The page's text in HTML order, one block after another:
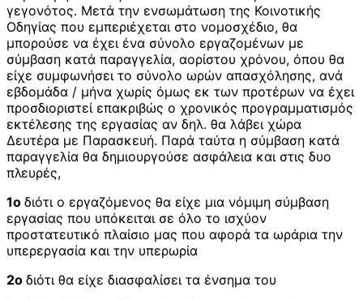
γεγονότος. Μετά την ενσωμάτωση της Κοινοτικής
Οδηγίας που εμπεριέχεται στο νομοσχέδιο, θα
μπορούσε να έχει ένα σύνολο εργαζομένων με
σύμβαση κατά παραγγελία, αορίστου χρόνου, όπου θα
είχε συμφωνήσει το σύνολο ωρών απασχόλησης, ανά
εβδομάδα / μήνα χωρίς όμως εκ των προτέρων να έχει
προσδιοριστεί επακριβώς ο χρονικός προγραμματισμός
εκτέλεσης της εργασίας αν δηλ. θα λάβει χώρα
Δευτέρα με Παρασκευή. Παρά ταύτα η σύμβαση κατά
παραγγελία θα δημιουργούσε ασφάλεια και στις δυο
πλευρές,
1ο διότι ο εργαζόμενος θα είχε μια νόμιμη σύμβαση
εργασίας που υπόκειται σε όλο το ισχύον
προστατευτικό πλαίσιο μας που αφορά τα ωράρια την
υπερεργασία και την υπερωρία
2ο διότι θα είχε διασφαλίσει τα ένσημα του